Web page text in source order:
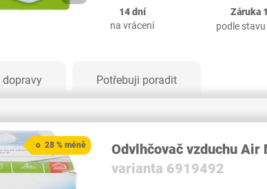
14 dní
na vrácení
Záruka
podle
dopravy Potřebuji poradit
o 28 % méně
Odvlhčovač vzduchu Air
varianta 6919492